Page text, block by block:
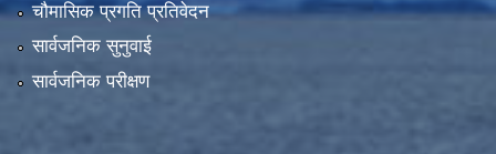
चौमासिक प्रगति प्रतिवेदन
सार्वजनिक सुनुवाई
सार्वजनिक परीक्षण